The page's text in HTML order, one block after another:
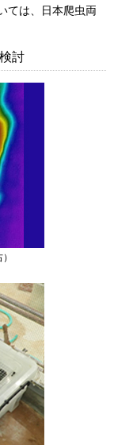
ては、日本爬虫両
討